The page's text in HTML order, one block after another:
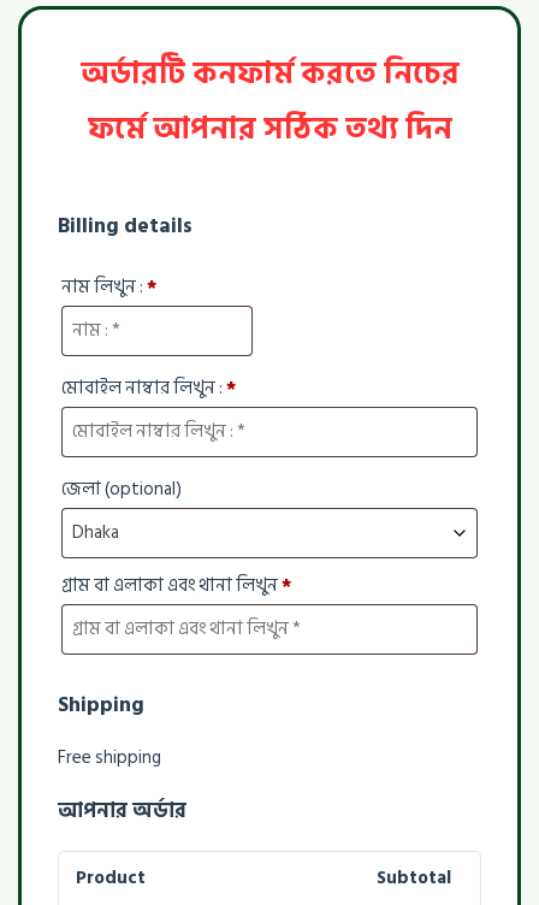
অর্ডারটি কনফার্ম করতে নিচের
ফর্মে আপনার সঠিক তথ্য দিন
Billing details
নাম লিখুন :*
মোবাইল নাম্বার লিখুন :*
জেলা(optional)
Dhaka
গ্রাম বা এলাকা এবং থানা লিখুন*
Shipping
Free shipping
আপনার অর্ডার
Product Subtotal